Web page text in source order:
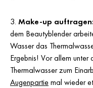
Make-up auftragen:
dem Beautyblender
Wasser das
Ergebnis! Vor allem unter
Thermalwasser zum
Augenpartiemal wieder